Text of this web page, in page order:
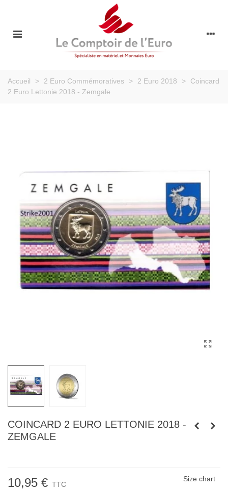
Accueil > 2 Euro Commémoratives > 2 Euro 2018 >
Coincard
2 Euro Lettonie 2018 - Zemgale
COINCARD 2 EURO LETTONIE 2018 -
ZEMGALE
10,95 € TTC
Size chart